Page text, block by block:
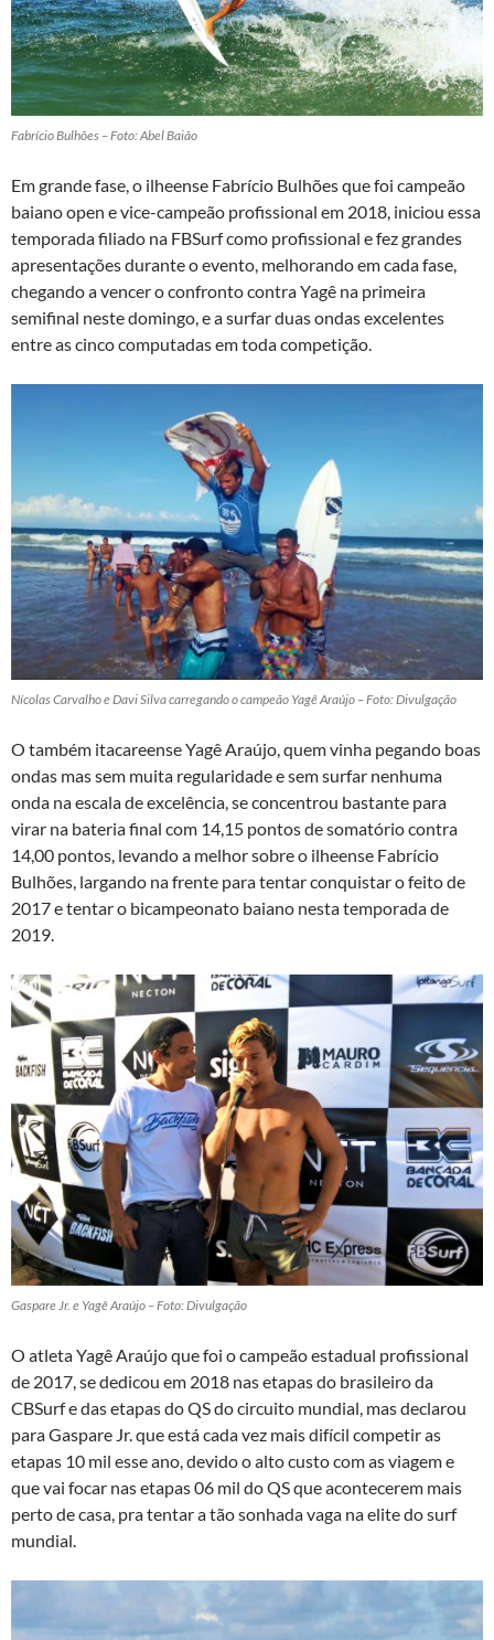
Fabrício Bulhões – Foto: Abel Baião
Em grande fase, o ilheense Fabrício Bulhões que foi campeão
baiano open e vice-campeão profissional em 2018, iniciou essa
temporada filiado na FBSurf como profissional e fez grandes
apresentações durante o evento, melhorando em cada fase,
chegando a vencer o confronto contra Yagê na primeira
semifinal neste domingo, e a surfar duas ondas excelentes
entre as cinco computadas em toda competição.
Nícolas Carvalho e Davi Silva carregando o campeão Yagê Araújo – Foto: Divulgação
O também itacareense Yagê Araújo, quem vinha pegando boas
ondas mas sem muita regularidade e sem surfar nenhuma
onda na escala de excelência, se concentrou bastante para
virar na bateria final com 14,15 pontos de somatório contra
14,00 pontos, levando a melhor sobre o ilheense Fabrício
Bulhões, largando na frente para tentar conquistar o feito de
2017 e tentar o bicampeonato baiano nesta temporada de
2019.
Gaspare Jr. e Yagê Araújo – Foto: Divulgação
O atleta Yagê Araújo que foi o campeão estadual profissional
de 2017, se dedicou em 2018 nas etapas do brasileiro da
CBSurf e das etapas do QS do circuito mundial, mas declarou
para Gaspare Jr. que está cada vez mais difícil competir as
etapas 10 mil esse ano, devido o alto custo com as viagem e
que vai focar nas etapas 06 mil do QS que acontecerem mais
perto de casa, pra tentar a tão sonhada vaga na elite do surf
mundial.